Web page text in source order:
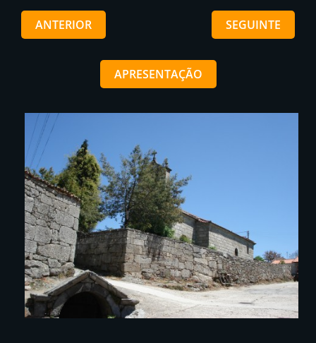
ANTERIOR SEGUINTE
APRESENTAÇÃO